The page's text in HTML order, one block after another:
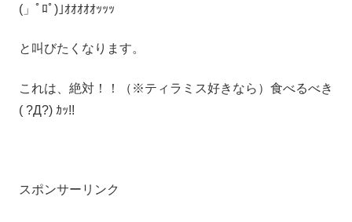
(」ﾟﾛﾟ)｣ｵｵｵｵｵｯｯｯ
と叫びたくなります。
これは、絶対！！（※ティラミス好きなら）食べるべき
( ?Д?) ｶｯ!!
スポンサーリンク